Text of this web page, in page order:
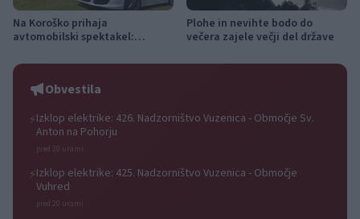
Na Koroško prihaja
avtomobilski spektakel:
progah in atraktivni Car Meet
Plohe in nevihte bodo do
večera zajele večji del države
Obvestila
⚡Izklop elektrike: 426. Nadzorništvo Vuzenica - Območje Sv.
Anton na Pohorju
pred 20 urami
⚡Izklop elektrike: 425. Nadzorništvo Vuzenica - Območje
Vuhred
pred 20 urami